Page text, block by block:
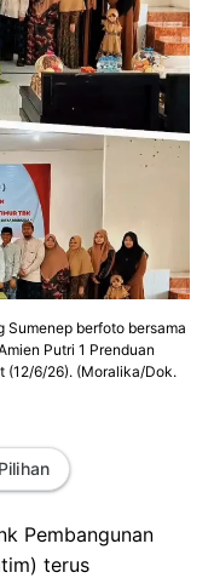
Sumenep berfoto bersama
Putri 1 Prenduan
(12/6/26). (Moralika/Dok.
Pembangunan
terus